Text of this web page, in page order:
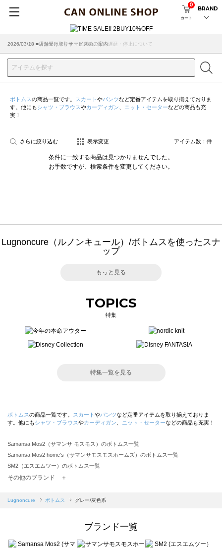
カート
0
BRAND
2026/07/29 ■【お知らせ】ヤマト運輸の配送遅延・停止について
2026/03/18 ■店舗受け取りサービスのご案内
ボトムスの商品一覧です。 スカート やパンツなど定番アイテムを取り揃えておりま
す。他にもシャツ・ブラウスやカーディガン ニット・セーターなどの商品も充
実！
さらに絞り込む 表示変更 アイテム数： 件
条件に一致する商品は見つかりませんでした。
お手数ですが、検索条件を変更してください。
Lugnoncure（ルノンキュール）/ボトムスを使ったスナ
ップ
もっと見る
TOPICS
特集
特集一覧を見る
ボトムスの商品一覧です。 スカート やパンツなど定番アイテムを取り揃えておりま
す。他にもシャツ・ブラウスやカーディガン ニット・セーターなどの商品も充実！
Samansa Mos2（サマンサ モスモス）のボトムス一覧
Samansa Mos2 home's（サマンサモスモスホームズ）のボトムス一覧
SM2（エスエムツー）のボトムス一覧
TSUHARU by Samansa Mos2（ツハルバイサマンサモスモス）のボトムス一覧
Samansa Mos2 blue（サマンサモスモス ブルー）のボトムス一覧
sō4ū（ソウフォーユー）のボトムス一覧
Te chichi（テチチ）のボトムス一覧
その他のブランド ＋
Lugnoncure ボトムス グレー/灰色系
ブランド一覧